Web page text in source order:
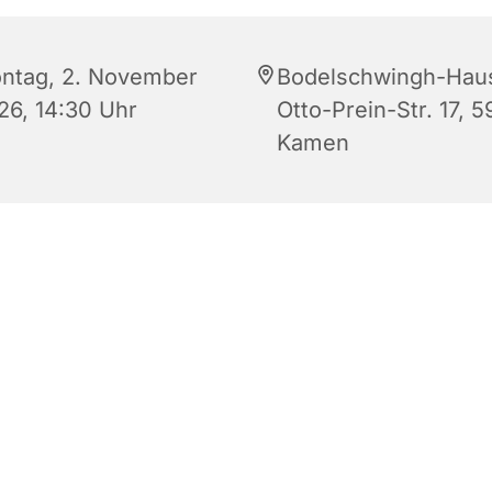
2. November
14:30 Uhr
Bodelschwingh-
Otto-Prein-Str. 17,
Kamen